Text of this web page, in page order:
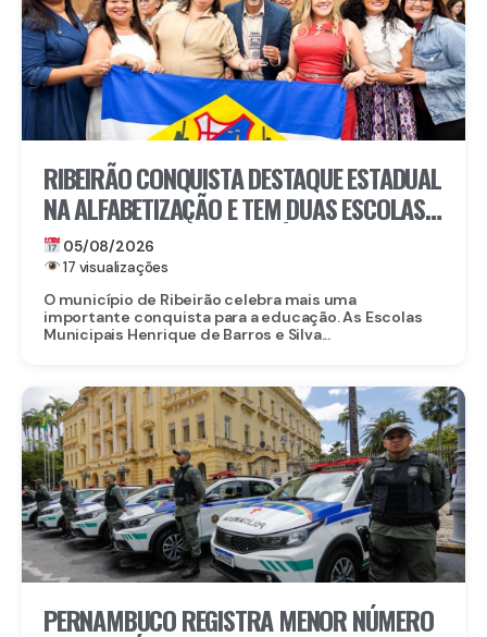
RIBEIRÃO CONQUISTA DESTAQUE ESTADUAL
NA ALFABETIZAÇÃO E TEM DUAS ESCOLAS
CONTEMPLADAS PELO PRÊMIO ESCOLA
DESTAQUE
05/08/2026
17 visualizações
O município de Ribeirão celebra mais uma
importante conquista para a educação. As Escolas
Municipais Henrique de Barros e Silva...
PERNAMBUCO REGISTRA MENOR NÚMERO